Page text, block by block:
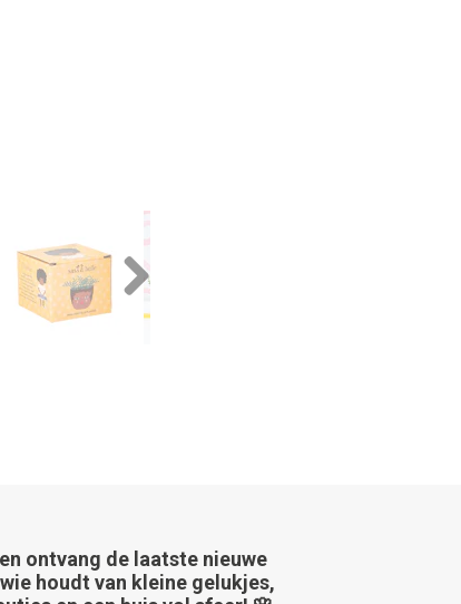
Next
ontvang de laatste nieuwe
houdt van kleine gelukjes,